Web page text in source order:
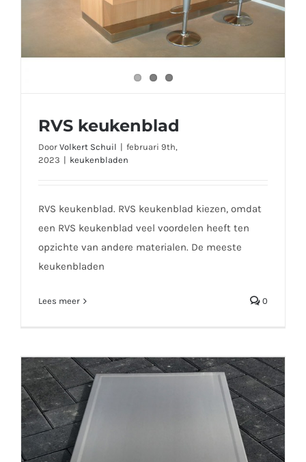
RVS keukenblad
Door Volkert Schuil | februari 9th,
2023 | keukenbladen
RVS keukenblad. RVS keukenblad kiezen, omdat
een RVS keukenblad veel voordelen heeft ten
opzichte van andere materialen. De meeste
keukenbladen
Lees meer 0